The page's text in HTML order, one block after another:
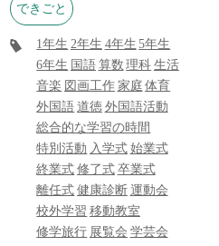
できごと
1年生 2年生 4年生 5年生
6年生 国語 算数 理科 生活
音楽 図画工作 家庭 体育
外国語 道徳 外国語活動
総合的な学習の時間
特別活動 入学式 始業式
終業式 修了式 卒業式
離任式 健康診断 運動会
校外学習 移動教室
修学旅行 展覧会 学芸会